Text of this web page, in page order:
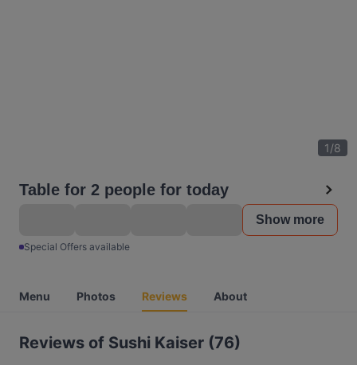
1/8
Table for 2 people for today
Show more
Special Offers available
Menu Photos Reviews About
Reviews of Sushi Kaiser (76)